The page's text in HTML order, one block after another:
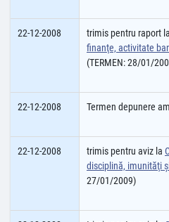
22-12-2008 trimis pentru raport la
finanţe, activitate
(TERMEN: 28/01/
22-12-2008 Termen depunere
22-12-2008 trimis pentru aviz la
disciplină, imunităţi
27/01/2009)